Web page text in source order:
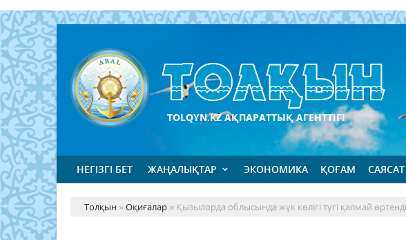
TOLQYN.KZ АҚПАРАТТЫҚ АГЕНТТІГІ
НЕГІЗГІ БЕТ ЖАҢАЛЫҚТАР ЭКОНОМИКА ҚОҒАМ САЯСАТ
Толқын »Оқиғалар » Қызылорда облысында жүк көлігі түгі қалмай өртенді